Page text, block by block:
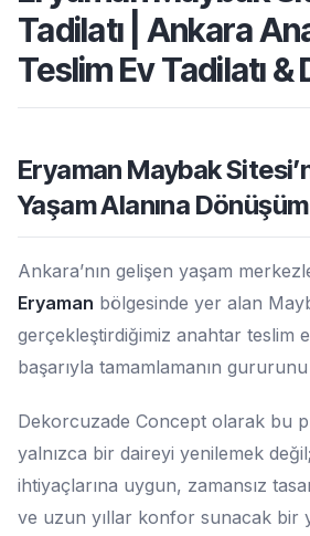
Tadilatı | Ankara
Teslim Ev Tadilatı
Eryaman Maybak
Yaşam Alanına Dönüşüm
Ankara’nın gelişen yaşam
Eryaman bölgesinde yer alan
gerçekleştirdiğimiz anahtar teslim
başarıyla tamamlamanın
Dekorcuzade Concept olarak bu
yalnızca bir daireyi yenilemek
ihtiyaçlarına uygun, zamansız
ve uzun yıllar konfor sunacak bir